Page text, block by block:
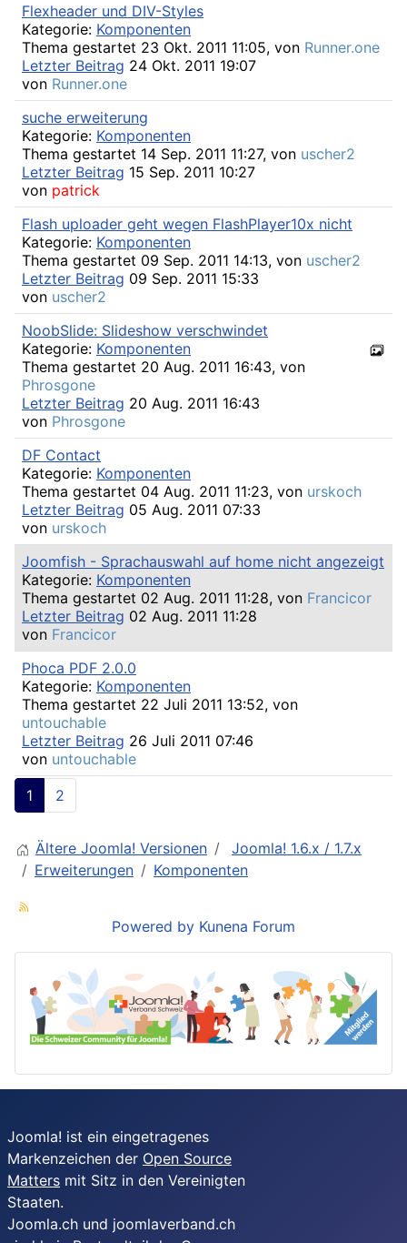
Flexheader und DIV-Styles
Kategorie: Komponenten
Thema gestartet 23 Okt. 2011 11:05, von Runner.one
Letzter Beitrag 24 Okt. 2011 19:07
von Runner.one
suche erweiterung
Kategorie: Komponenten
Thema gestartet 14 Sep. 2011 11:27, von uscher2
Letzter Beitrag 15 Sep. 2011 10:27
von patrick
Flash uploader geht wegen FlashPlayer10x nicht
Kategorie: Komponenten
Thema gestartet 09 Sep. 2011 14:13, von uscher2
Letzter Beitrag 09 Sep. 2011 15:33
von uscher2
NoobSlide: Slideshow verschwindet
Kategorie: Komponenten
Thema gestartet 20 Aug. 2011 16:43, von
Phrosgone
Letzter Beitrag 20 Aug. 2011 16:43
von Phrosgone
DF Contact
Kategorie: Komponenten
Thema gestartet 04 Aug. 2011 11:23, von urskoch
Letzter Beitrag 05 Aug. 2011 07:33
von urskoch
Joomfish - Sprachauswahl auf home nicht angezeigt
Kategorie: Komponenten
Thema gestartet 02 Aug. 2011 11:28, von Francicor
Letzter Beitrag 02 Aug. 2011 11:28
von Francicor
Phoca PDF 2.0.0
Kategorie: Komponenten
Thema gestartet 22 Juli 2011 13:52, von
untouchable
Letzter Beitrag 26 Juli 2011 07:46
von untouchable
1
2
Ältere Joomla! Versionen
Joomla! 1.6.x / 1.7.x
Erweiterungen
Komponenten
Powered by Kunena Forum
Joomla! ist ein eingetragenes
Markenzeichen der Open Source
Matters mit Sitz in den Vereinigten
Staaten.
Joomla.ch und joomlaverband.ch